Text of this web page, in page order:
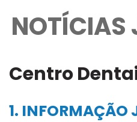
NOTÍCIAS
Centro
1. INFORMAÇÃO